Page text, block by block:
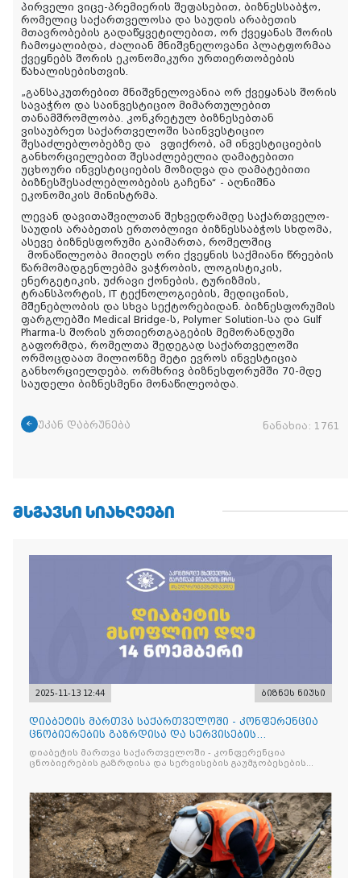
პირველი ვიცე-პრემიერის შეფასებით, ბიზნესსაბჭო,
რომელიც საქართველოსა და საუდის არაბეთის
მთავრობების გადაწყვეტილებით, ორ ქვეყანას შორის
ჩამოყალიბდა, ძალიან მნიშვნელოვანი პლატფორმაა
ქვეყნებს შორის ეკონომიკური ურთიერთობების
წახალისებისთვის.
„განსაკუთრებით მნიშვნელოვანია ორ ქვეყანას შორის
სავაჭრო და საინვესტიციო მიმართულებით
თანამშრომლობა. კონკრეტულ ბიზნესებთან
ვისაუბრეთ საქართველოში საინვესტიციო
შესაძლებლობებზე და ვფიქრობ, ამ ინვესტიციების
განხორციელებით შესაძლებელია დამატებითი
უცხოური ინვესტიციების მოზიდვა და დამატებითი
ბიზნესშესაძლებლობების გაჩენა“ - აღნიშნა
ეკონომიკის მინისტრმა.
ლევან დავითაშვილთან შეხვედრამდე საქართველო-
საუდის არაბეთის ერთობლივი ბიზნესსაბჭოს სხდომა,
ასევე ბიზნესფორუმი გაიმართა, რომელშიც
მონაწილეობა მიიღეს ორი ქვეყნის საქმიანი წრეების
წარმომადგენლებმა ვაჭრობის, ლოგისტიკის,
ენერგეტიკის, უძრავი ქონების, ტურიზმის,
ტრანსპორტის, IT ტექნოლოგიების, მედიცინის,
მშენებლობის და სხვა სექტორებიდან. ბიზნესფორუმის
ფარგლებში Medical Bridge-ს, Polymer Solution-სა და Gulf
Pharma-ს შორის ურთიერთგაგების მემორანდუმი
გაფორმდა, რომელთა შედეგად საქართველოში
ორმოცდაათ მილიონზე მეტი ევროს ინვესტიცია
განხორციელდება. ორმხრივ ბიზნესფორუმში 70-მდე
საუდელი ბიზნესმენი მონაწილეობდა.
უკან დაბრუნება ნანახია: 1761
ᲛᲡᲒᲐᲕᲡᲘ ᲡᲘᲐᲮᲚᲔᲔᲑᲘ
2025-11-13 12:44 ბიზნეს ნიუსი
დიაბეტის მართვა საქართველოში - კონფერენცია
ცნობიერების გაზრდისა და სერვისების
გაუმჯობესების მიზნით
დიაბეტის მართვა საქართველოში - კონფერენცია
ცნობიერების გაზრდისა და სერვისების გაუმჯობესების